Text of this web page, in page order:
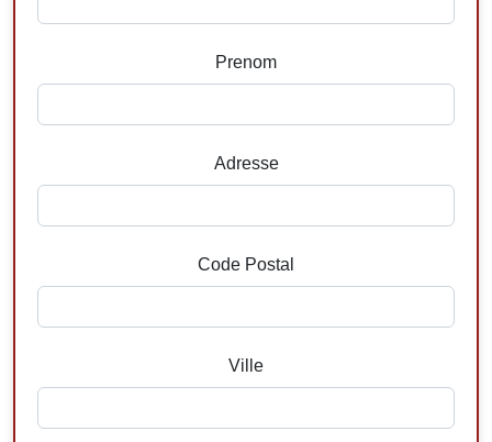
Prenom
Adresse
Code Postal
Ville